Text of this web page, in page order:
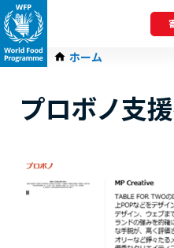
ホーム
プロボノ支